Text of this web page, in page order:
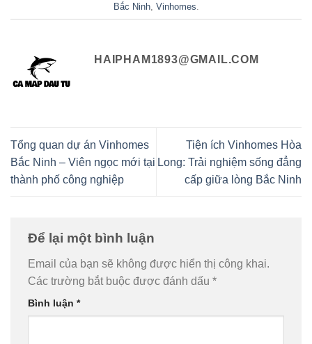
Bắc Ninh, Vinhomes
HAIPHAM1893@GMAIL.COM
Tổng quan dự án Vinhomes
Bắc Ninh – Viên ngọc mới tại
thành phố công nghiệp
Tiện ích Vinhomes Hòa
Long: Trải nghiệm sống đẳng
cấp giữa lòng Bắc Ninh
Để lại một bình luận
Email của bạn sẽ không được hiển thị công khai.
Các trường bắt buộc được đánh dấu *
Bình luận *